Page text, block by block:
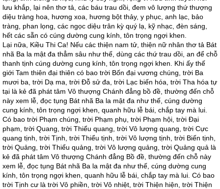
lưu khắp, lại nên thơ tả, các báu trau dồi, đem vô lượng thứ thượng
diệu tràng hoa, hương xoa, hương bột thảy, y phục, anh lạc, bảo
tràng, phan lọng, các ngọc diệu trân kỳ quý lạ, kỹ nhạc, đèn sáng,
hết các sẵn có cúng dường cung kính, tôn trọng ngợi khen.
Lại nữa, Kiều Thi Ca! Nếu các thiện nam tử, thiện nữ nhân thơ tả Bát
nhã Ba la mật đa thẳm sâu như thế, dùng các thứ trau dồi, an để chỗ
thanh tịnh cúng dường cung kính, tôn trọng ngợi khen. Khi ấy thế
giới Tam thiên đại thiên có bao trời Bốn đại vương chúng, trời Ba
mươi ba, trời Dạ ma, trời Đỗ sử đa, trời Lạc biến hóa, trời Tha hóa tự
tại là kẻ đã phát tâm Vô thượng Chánh đẳng bồ đề, thường đến chỗ
này xem lễ, đọc tụng Bát nhã Ba la mật đa như thế, cúng dường
cung kính, tôn trọng ngợi khen, quanh hữu lễ bái, chắp tay mà lui.
Có bao trời Phạm chúng, trời Phạm phụ, trời Phạm hội, trời Đại
phạm, trời Quang, trời Thiểu quang, trời Vô lượng quang, trời Cực
quang tịnh, trời Tịnh, trời Thiểu tịnh, trời Vô lượng tịnh, trời Biến tịnh,
trời Quảng, trời Thiểu quảng, trời Vô lượng quảng, trời Quảng quả là
kẻ đã phát tâm Vô thượng Chánh đẳng Bồ đề, thường đến chỗ này
xem lễ, đọc tụng Bát nhã Ba la mật đa như thế, cúng dường cung
kính, tôn trọng ngợi khen, quanh hữu lễ bái, chắp tay mà lui. Có bao
trời Tịnh cư là trời Vô phiền, trời Vô nhiệt, trời Thiện hiện, trời Thiện